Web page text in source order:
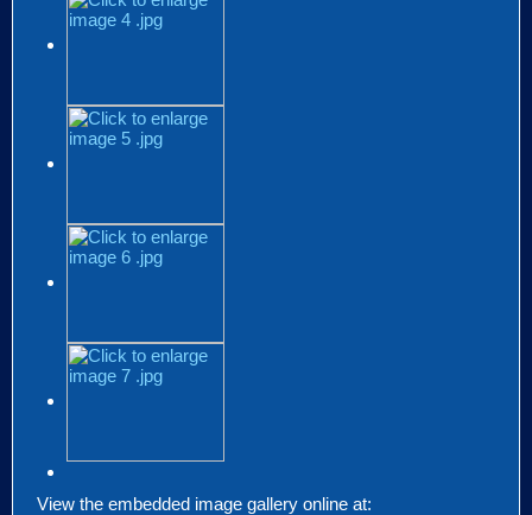
View the embedded image gallery online at: